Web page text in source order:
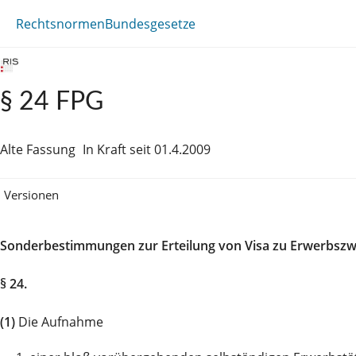
RechtsnormenBundesgesetze
§ 24 FPG
Alte Fassung In Kraft seit 01.4.2009
Versionen
Sonderbestimmungen zur Erteilung von Visa zu
§ 24.
(1) Die Aufnahme